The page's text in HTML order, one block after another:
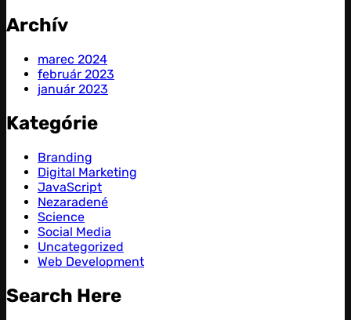
Archív
marec 2024
február 2023
január 2023
Kategórie
Branding
Digital Marketing
JavaScript
Nezaradené
Science
Social Media
Uncategorized
Web Development
Search Here